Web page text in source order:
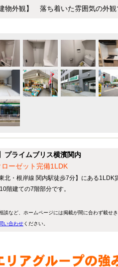
建物外観】 落ち着いた雰囲気の外観
プライムブリス横濱関内
ーゼット完備1LDK
・根岸線 関内駅徒歩7分】にある1LDK
階建ての7階部分です。
など、ホームページには掲載が間に合わず載せき
い合わせください。